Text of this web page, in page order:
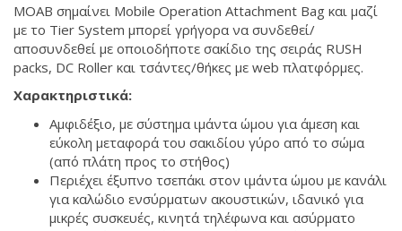
MOAB σημαίνει Mobile Operation Attachment Bag και μαζί
με το Tier System μπορεί γρήγορα να συνδεθεί/
αποσυνδεθεί με οποιοδήποτε σακίδιο της σειράς RUSH
packs, DC Roller και τσάντες/θήκες με web πλατφόρμες.
Χαρακτηριστικά:
Αμφιδέξιο, με σύστημα ιμάντα ώμου για άμεση και
εύκολη μεταφορά του σακιδίου γύρο από το σώμα
(από πλάτη προς το στήθος)
Περιέχει έξυπνο τσεπάκι στον ιμάντα ώμου με κανάλι
για καλώδιο ενσύρματων ακουστικών, ιδανικό για
μικρές συσκευές, κινητά τηλέφωνα και ασύρματο